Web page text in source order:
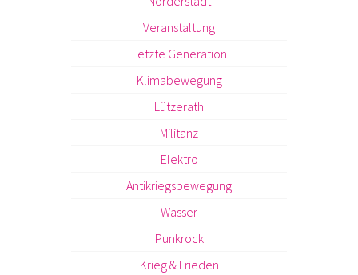
Veranstaltung
Letzte Generation
Klimabewegung
Lützerath
Militanz
Elektro
Antikriegsbewegung
Wasser
Punkrock
Krieg & Frieden